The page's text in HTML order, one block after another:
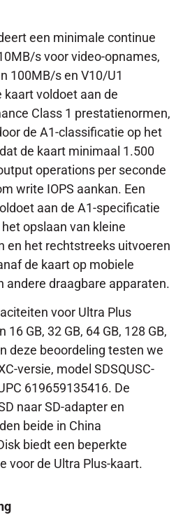
een minimale continue
s voor video-opnames,
100MB/s en V10/U1
voldoet aan de
Class 1 prestatienormen,
de A1-classificatie op het
de kaart minimaal 1.500
operations per seconde
write IOPS aankan. Een
aan de A1-specificatie
opslaan van kleine
en het rechtstreeks uitvoeren
de kaart op mobiele
andere draagbare apparaten.
voor Ultra Plus
GB, 32 GB, 64 GB, 128 GB,
deze beoordeling testen we
versie, model SDSQUSC-
619659135416. De
naar SD-adapter en
beide in China
biedt een beperkte
voor de Ultra Plus-kaart.